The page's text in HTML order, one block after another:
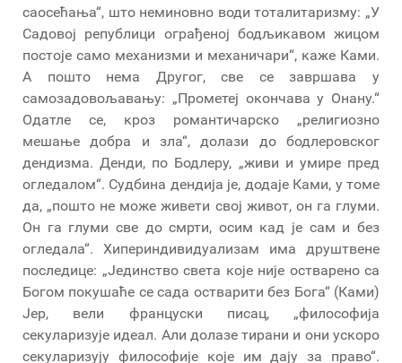
саосећања“, што неминовно води тоталитаризму: „У
Садовој републици ограђеној бодљикавом жицом
постоје само механизми и механичари“, каже Ками.
А пошто нема Другог, све се завршава у
самозадовољавању: „Прометеј окончава у Онану.“
Одатле се, кроз романтичарско „религиозно
мешање добра и зла“, долази до бодлеровског
дендизма. Денди, по Бодлеру, „живи и умире пред
огледалом“. Судбина дендија је, додаје Ками, у томе
да, „пошто не може живети свој живот, он га глуми.
Он га глуми све до смрти, осим кад је сам и без
огледала“. Хипериндивидуализам има друштвене
последице: „Јединство света које није остварено са
Богом покушаће се сада остварити без Бога“ (Ками)
Јер, вели француски писац, „философија
секуларизује идеал. Али долазе тирани и они ускоро
секуларизују философије које им дају за право“.